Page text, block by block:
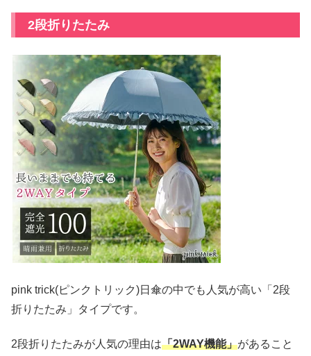
2段折りたたみ
pink trick(ピンクトリック)日傘の中でも人気が高い「2段
折りたたみ」タイプです。
2段折りたたみが人気の理由は「2WAY機能」があること